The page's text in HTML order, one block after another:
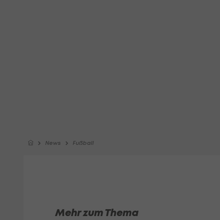
News Fußball
Mehr zum Thema